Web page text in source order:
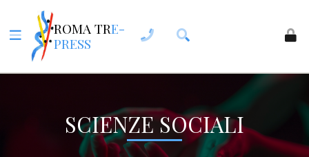
ROMA TRE-
PRESS
SCIENZE SOCIALI